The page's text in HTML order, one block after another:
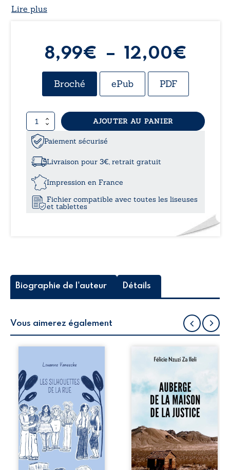
Lire plus
8,99€ – 12,00€
de
Broché ePub PDF
quantité
de
Mia
l’automne
AJOUTER AU PANIER
Paiement sécurisé
Livraison pour 3€, retrait gratuit
Impression en France
Fichier compatible avec toutes les liseuses
et tablettes
Biographie de l'auteur Détails
Vous aimerez également
la rue donne la
parole à six
personnages
ordinaires,
traversés par des
pensées, des
émotions et des
silences qui
pourraient
appartenir à
chacun de nous. À
travers leurs
Auberge de la
récit-témoignage
consacré au
parcours
exemplaire de
Mbala Zi Nkuaku
Lema Félix.
Magistrat intègre,
fervent défenseur
des droits
humains et de